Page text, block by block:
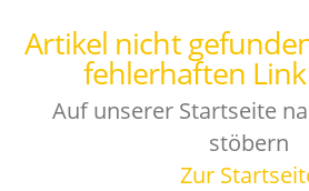
Artikel nicht
fehlerhaften
Auf unserer Startseite
stöbern
Zur